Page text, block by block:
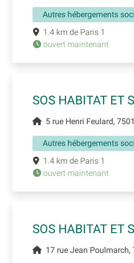
Autres hébergements
1.4 km de Paris 1
ouvert maintenant
SOS HABITAT ET
5 rue Henri Feulard,
Autres hébergements
1.4 km de Paris 1
ouvert maintenant
SOS HABITAT ET
17 rue Jean Poulmarch,